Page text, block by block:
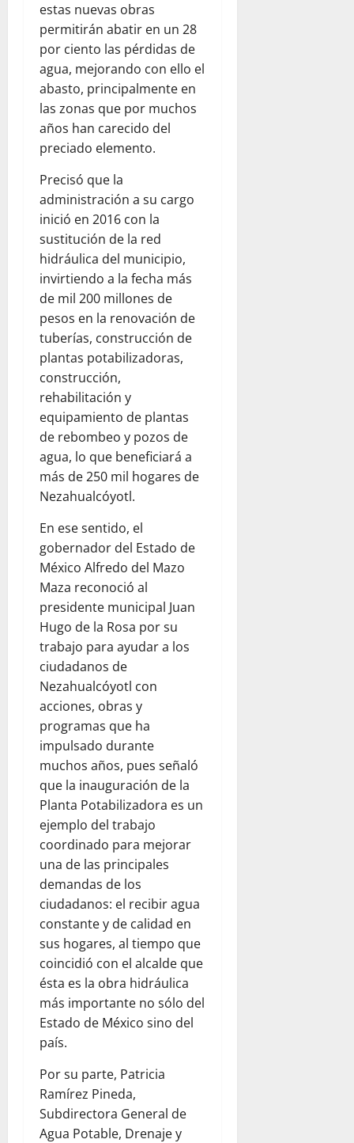
estas nuevas obras
permitirán abatir en un 28
por ciento las pérdidas de
agua, mejorando con ello el
abasto, principalmente en
las zonas que por muchos
años han carecido del
preciado elemento.
Precisó que la
administración a su cargo
inició en 2016 con la
sustitución de la red
hidráulica del municipio,
invirtiendo a la fecha más
de mil 200 millones de
pesos en la renovación de
tuberías, construcción de
plantas potabilizadoras,
construcción,
rehabilitación y
equipamiento de plantas
de rebombeo y pozos de
agua, lo que beneficiará a
más de 250 mil hogares de
Nezahualcóyotl.
En ese sentido, el
gobernador del Estado de
México Alfredo del Mazo
Maza reconoció al
presidente municipal Juan
Hugo de la Rosa por su
trabajo para ayudar a los
ciudadanos de
Nezahualcóyotl con
acciones, obras y
programas que ha
impulsado durante
muchos años, pues señaló
que la inauguración de la
Planta Potabilizadora es un
ejemplo del trabajo
coordinado para mejorar
una de las principales
demandas de los
ciudadanos: el recibir agua
constante y de calidad en
sus hogares, al tiempo que
coincidió con el alcalde que
ésta es la obra hidráulica
más importante no sólo del
Estado de México sino del
país.
Por su parte, Patricia
Ramírez Pineda,
Subdirectora General de
Agua Potable, Drenaje y